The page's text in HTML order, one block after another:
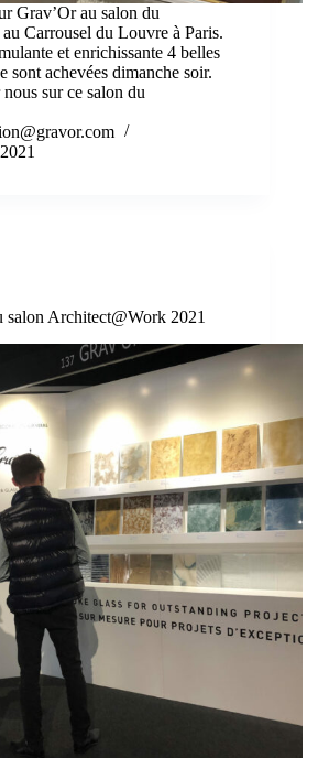
Grav’Or au salon du
Carrousel du Louvre à Paris.
et enrichissante 4 belles
sont achevées dimanche soir.
sur ce salon du
salon Architect@Work 2021